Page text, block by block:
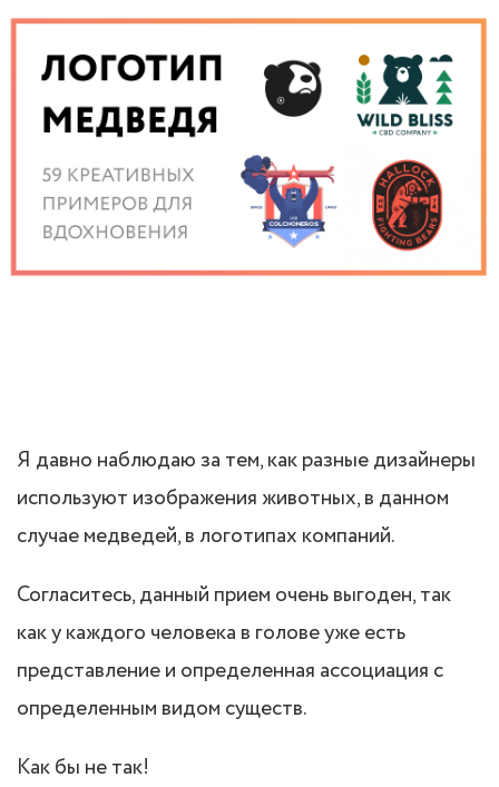
Я давно наблюдаю за тем, как разные дизайнеры
используют изображения животных, в данном
случае медведей, в логотипах компаний.
Согласитесь, данный прием очень выгоден, так
как у каждого человека в голове уже есть
представление и определенная ассоциация с
определенным видом существ.
Как бы не так!